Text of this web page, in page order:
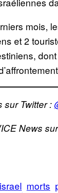
mois,
et 2
sur Twitter :
News
israel morts